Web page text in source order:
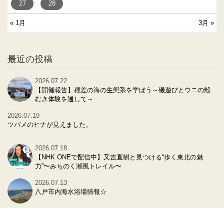
« 1月 3月 »
27 28
最近の投稿
2026.07.22
【開催報告】種差の海の生態系を学ぼう～磯遊びとウニの殻
むき体験を通して～
2026.07.19
ツバメのヒナが見えました。
2026.07.18
【NHK ONEで配信中】又吉直樹と見つける“歩く東北の魅
力”〜みちのく潮風トレイル〜
2026.07.13
八戸市内海水浴場情報☆